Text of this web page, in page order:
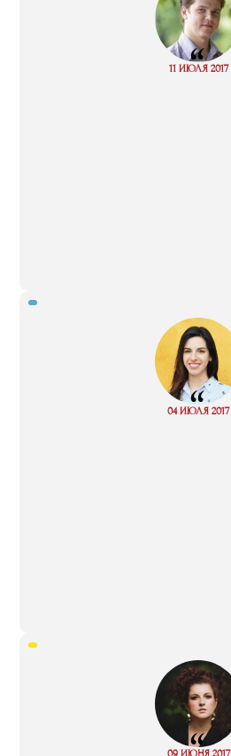
“
11 ИЮЛЯ 2017
Read
“
04 ИЮЛЯ 2017
Read
09 ИЮНЯ 2017
Read